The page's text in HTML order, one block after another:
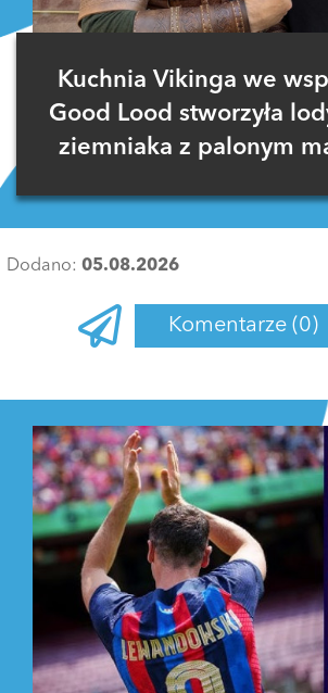
Kuchnia Vikinga we
Good Lood stworzyła
ziemniaka z palonym
Dodano: 05.08.2026
Komentarze (0)